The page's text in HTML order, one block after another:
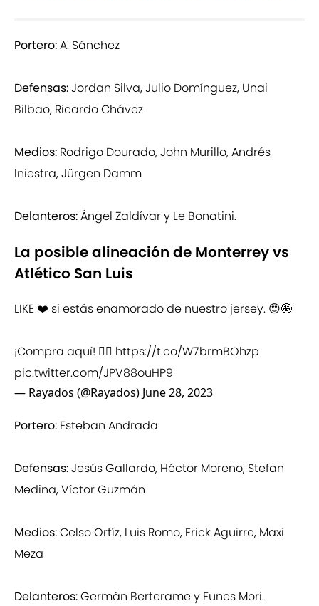
Portero:A. Sánchez
Defensas:Jordan Silva, Julio Domínguez, Unai
Bilbao, Ricardo Chávez
Medios: Rodrigo Dourado, John Murillo, Andrés
Iniestra, Jürgen Damm
Delanteros:Ángel Zaldívar y Le Bonatini.
La posible alineación de Monterrey vs
Atlético San Luis
LIKE ❤️ si estás enamorado de nuestro jersey. 😍🤩
¡Compra aquí! 👉🏼 https://t.co/W7brmBOhzp
pic.twitter.com/JPV88ouHP9
— Rayados (@Rayados) June 28, 2023
Portero: Esteban Andrada
Defensas:Jesús Gallardo, Héctor Moreno, Stefan
Medina, Víctor Guzmán
Medios:Celso Ortíz, Luis Romo, Erick Aguirre, Maxi
Meza
Delanteros:Germán Berterame y Funes Mori.